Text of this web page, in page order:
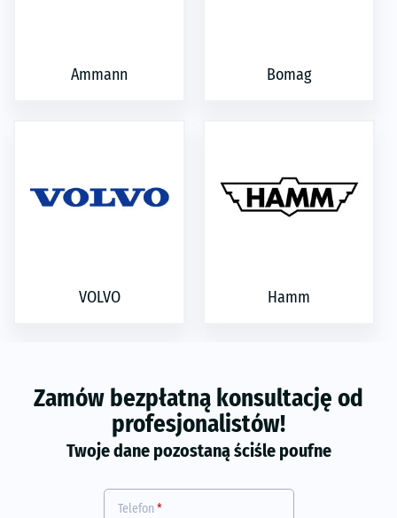
Ammann Bomag
VOLVO Hamm
Zamów bezpłatną konsultację od
profesjonalistów!
Twoje dane pozostaną ściśle poufne
Telefon*